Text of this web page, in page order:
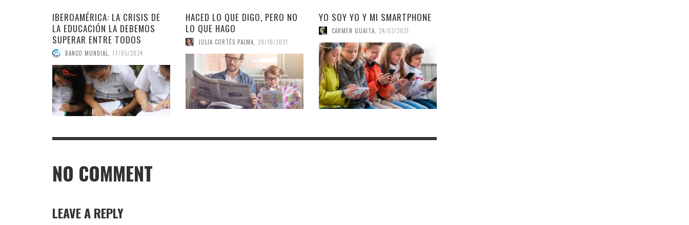
IBEROAMÉRICA: LA CRISIS DE
LA EDUCACIÓN LA DEBEMOS
SUPERAR ENTRE TODOS
BANCO MUNDIAL 17/05/2024
HACED LO QUE DIGO, PERO NO
LO QUE HAGO
JULIA CORTÉS PALMA 29/10/2021
YO SOY YO Y MI SMARTPHONE
CARMEN GUAITA 24/03/2021
NO COMMENT
LEAVE A REPLY